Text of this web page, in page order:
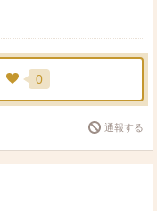
0
通報する